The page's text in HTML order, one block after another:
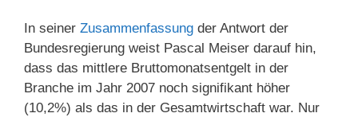
In seiner Zusammenfassung der Antwort der
Bundesregierung weist Pascal Meiser darauf hin,
dass das mittlere Bruttomonatsentgelt in der
Branche im Jahr 2007 noch signifikant höher
(10,2%) als das in der Gesamtwirtschaft war. Nur